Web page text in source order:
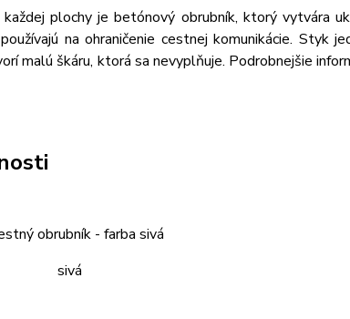
plochy je betónový obrubník, ktorý vytvára
na ohraničenie cestnej komunikácie. Styk
malú škáru, ktorá sa nevyplňuje. Podrobnejšie
sivá